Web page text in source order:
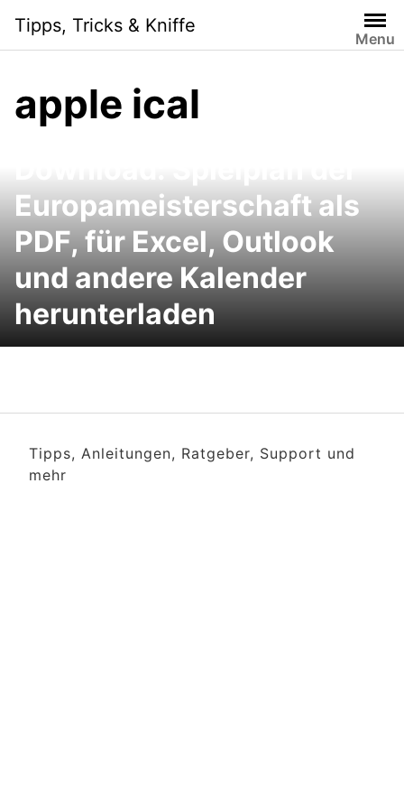
content
Tipps, Tricks & Kniffe
Menu
apple ical
Fußball-EM 2012
Europameisterschaft als
PDF, für Excel, Outlook
und andere Kalender
herunterladen
Tipps, Anleitungen, Ratgeber, Support und
mehr